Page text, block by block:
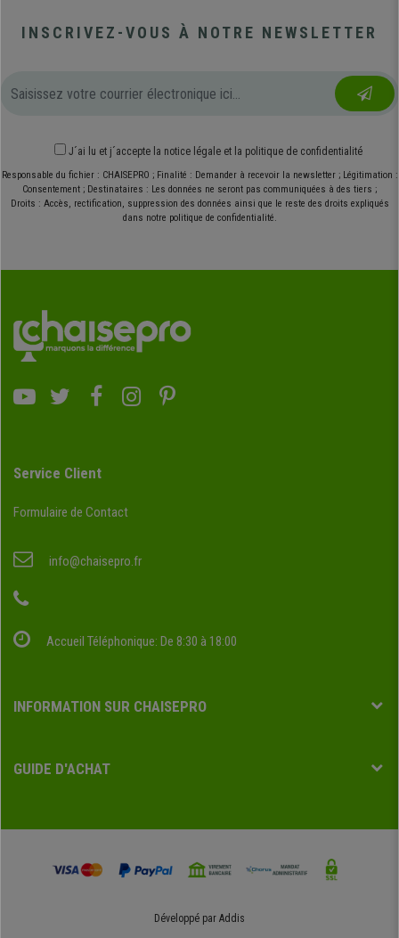
INSCRIVEZ-VOUS À NOTRE NEWSLETTER
J´ai lu et j´accepte la notice légale et la politique de confidentialité
Responsable du fichier : CHAISEPRO ; Finalité : Demander à recevoir la newsletter ; Légitimation :
Consentement ; Destinataires : Les données ne seront pas communiquées à des tiers ;
Droits : Accès, rectification, suppression des données ainsi que le reste des droits expliqués
dans notre politique de confidentialité.
Service Client
Formulaire de Contact
info@chaisepro.fr
Accueil Téléphonique: De 8:30 à 18:00
INFORMATION SUR CHAISEPRO
GUIDE D'ACHAT
Développé par Addis